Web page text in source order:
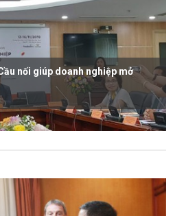
nối giúp doanh nghiệp mở